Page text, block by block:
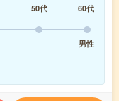
50代
60代
男性